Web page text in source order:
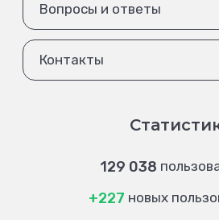
Вопросы и ответы
Контакты
129 038
+227 новых